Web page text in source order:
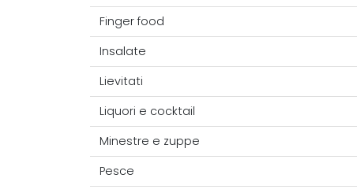
Finger food
Insalate
Lievitati
Liquori e cocktail
Minestre e zuppe
Pesce